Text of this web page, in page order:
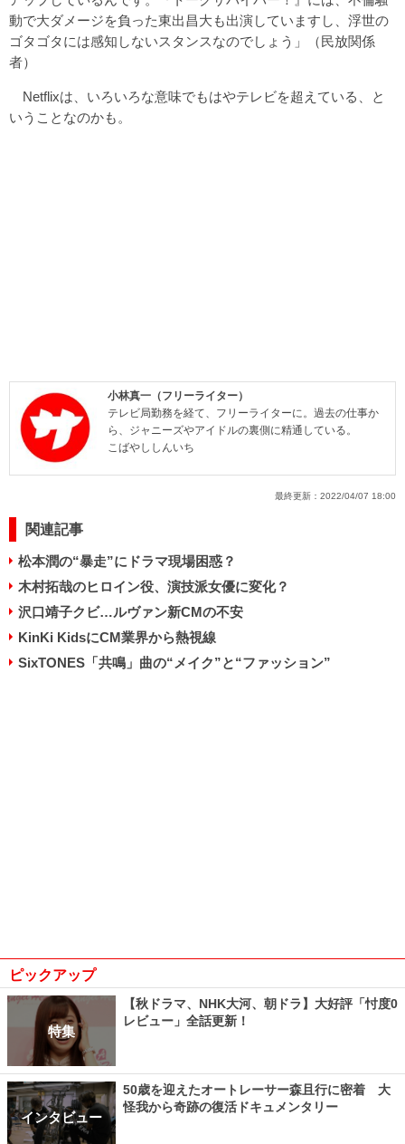
動で大ダメージを負った東出昌大も出演していますし、浮世の
ゴタゴタには感知しないスタンスなのでしょう」（民放関係
者）
Netflixは、いろいろな意味でもはやテレビを超えている、と
いうことなのかも。
小林真一（フリーライター）
テレビ局勤務を経て、フリーライターに。過去の仕事か
ら、ジャニーズやアイドルの裏側に精通している。
こばやししんいち
最終更新： 2022/04/07 18:00
関連記事
松本潤の“暴走”にドラマ現場困惑？
木村拓哉のヒロイン役、演技派女優に変化？
沢口靖子クビ…ルヴァン新CMの不安
KinKi KidsにCM業界から熱視線
SixTONES「共鳴」曲の“メイク”と“ファッション”
ピックアップ
特集
【秋ドラマ、NHK大河、朝ドラ】大好評「忖度0
レビュー」全話更新！
インタビュー
50歳を迎えたオートレーサー森且行に密着 大
怪我から奇跡の復活ドキュメンタリー